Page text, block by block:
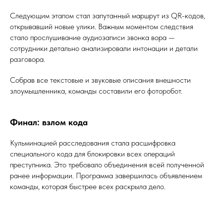
Следующим этапом стал запутанный маршрут из QR-кодов,
открывавший новые улики. Важным моментом следствия
стало прослушивание аудиозаписи звонка вора —
сотрудники детально анализировали интонации и детали
разговора.
Собрав все текстовые и звуковые описания внешности
злоумышленника, команды составили его фоторобот.
Финал: взлом кода
Кульминацией расследования стала расшифровка
специального кода для блокировки всех операций
преступника. Это требовало объединения всей полученной
ранее информации. Программа завершилась объявлением
команды, которая быстрее всех раскрыла дело.